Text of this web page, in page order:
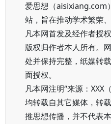
爱思想（aisixiang.com
站，旨在推动学术繁荣
凡本网首发及经作者授
版权归作者本人所有。
处并保持完整，纸媒转
面授权。
凡本网注明“来源：XXX
均转载自其它媒体，转
推思想传播，并不代表